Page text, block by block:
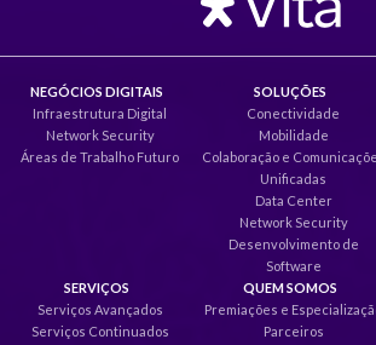
NEGÓCIOS DIGITAIS
Infraestrutura Digital
Network Security
Áreas de Trabalho Futuro
SOLUÇÕES
Conectividade
Mobilidade
Colaboração e
Unificadas
Data Center
Network Security
Desenvolvimento de
Software
SERVIÇOS
Serviços Avançados
Serviços Continuados
QUEM SOMOS
Premiações e
Parceiros